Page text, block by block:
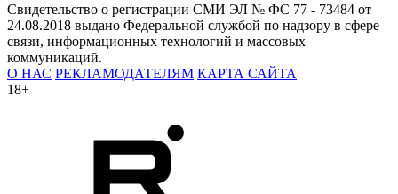
Свидетельство о регистрации СМИ ЭЛ № ФС 77 - 73484 от
24.08.2018 выдано Федеральной службой по надзору в сфере
связи, информационных технологий и массовых
коммуникаций.
О НАС РЕКЛАМОДАТЕЛЯМ КАРТА САЙТА
18+